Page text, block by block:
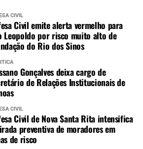
CIVIL
Civil emite alerta vermelho para
Leopoldo por risco muito alto de
do Rio dos Sinos
Gonçalves deixa cargo de
de Relações Institucionais de
CIVIL
Civil de Nova Santa Rita intensifica
preventiva de moradores em
de risco